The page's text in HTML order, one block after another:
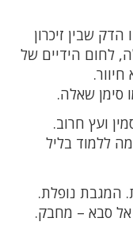
שבין זיכרון
לחום הידיים של
סימן שאלה.
ועץ חרוב.
ללמוד בליל
המגבת נופלת.
אל סבא – מחבק.